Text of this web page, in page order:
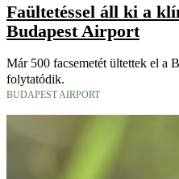
Faültetéssel áll ki a
Budapest Airport
Már 500 facsemetét ültettek el a
folytatódik.
BUDAPEST AIRPORT